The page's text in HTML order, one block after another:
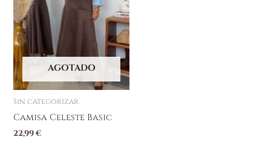
AGOTADO
Sin categorizar
Camisa Celeste Basic
22,99€